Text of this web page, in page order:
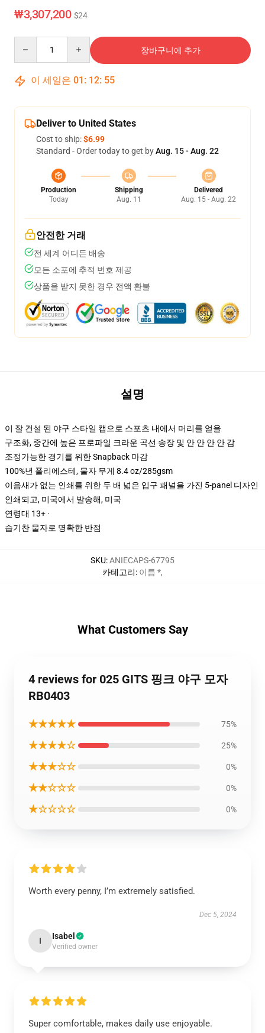
₩3,307,200 $24
장바구니에 추가
이 세일은 01 : 12: 54
Deliver to United States
Cost to ship:$6.99
Standard - Order today to get byAug. 15 - Aug. 22
Production
Today
Shipping
Aug. 11
Delivered
Aug. 15 - Aug. 22
안전한 거래
전 세계 어디든 배송
모든 소포에 추적 번호 제공
상품을 받지 못한 경우 전액 환불
설명
이 잘 건설 된 야구 스타일 캡으로 스포츠 내에서 머리를 얻을
구조화, 중간에 높은 프로파일 크라운 곡선 송장 및 안 안 안 안 감
조정가능한 경기를 위한 Snapback 마감
100%년 폴리에스테, 물자 무게 8.4 oz/285gsm
이음새가 없는 인쇄를 위한 두 배 넓은 입구 패널을 가진 5-panel 디자인
인쇄되고, 미국에서 발송해, 미국
연령대 13+ ·
습기찬 물자로 명확한 반점
SKU:ANIECAPS-67795
카테고리: 이름 *,
What Customers Say
4 reviews for 025 GITS 핑크 야구 모자
RB0403
★★★★★ 75%
★★★★☆ 25%
★★★☆☆ 0%
★★☆☆☆ 0%
★☆☆☆☆ 0%
Worth every penny, I’m extremely satisfied.
Dec 5, 2024
I Isabel
Verified owner
Super comfortable, makes daily use enjoyable.